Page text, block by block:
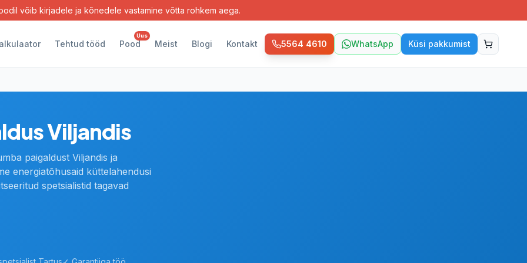
võib kirjadele ja kõnedele vastamine võtta rohkem aega.
Tehtud tööd Pood
Uus
Meist Blogi Kontakt 5564 4610 WhatsApp Küsi pakkumist
Viljandis
paigaldust Viljandis ja
energiatõhusaid küttelahendusi
spetsialistid tagavad